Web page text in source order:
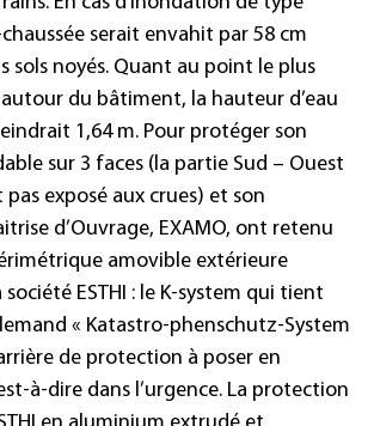
serait envahit par 58 cm
sols noyés. Quant au point le plus
du bâtiment, la hauteur d’eau
1,64 m. Pour protéger son
sur 3 faces (la partie Sud – Ouest
pas exposé aux crues) et son
d’Ouvrage, EXAMO, ont retenu
amovible extérieure
ESTHI : le K-system qui tient
« Katastro-phenschutz-System
de protection à poser en
à-dire dans l’urgence. La protection